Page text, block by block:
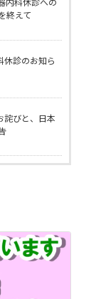
内科休診への
終えて
休診のお知ら
詫びと、日本